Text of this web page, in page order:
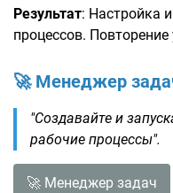
Результат: Настройка
процессов.
🚀 Менеджер
"Создавайте и
рабочие процессы".
🚀 Менеджер задач